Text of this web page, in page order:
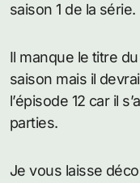
saison 1 de la série.
Il manque le titre
saison mais il
l’épisode 12 car il
parties.
Je vous laisse